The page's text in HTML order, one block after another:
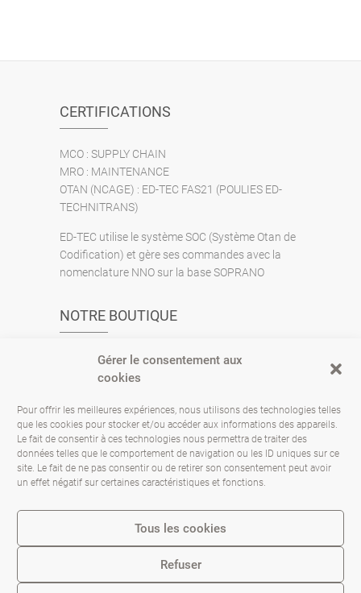
Gérer le consentement aux
cookies
Pour offrir les meilleures expériences, nous utilisons des technologies telles
que les cookies pour stocker et/ou accéder aux informations des appareils.
Le fait de consentir à ces technologies nous permettra de traiter des
données telles que le comportement de navigation ou les ID uniques sur ce
site. Le fait de ne pas consentir ou de retirer son consentement peut avoir
un effet négatif sur certaines caractéristiques et fonctions.
Tous les cookies
Refuser
CERTIFICATIONS
MCO : SUPPLY CHAIN
MRO : MAINTENANCE
OTAN (NCAGE) : ED-TEC FAS21 (POULIES ED-
TECHNITRANS)
ED-TEC utilise le système SOC (Système Otan de
Codification) et gère ses commandes avec la
nomenclature NNO sur la base SOPRANO
NOTRE BOUTIQUE
www.ed-tec.fr
CONTACTEZ-NOUS
13 Rue Patry 92220 BAGNEUX
01.46.65.20.14
Facebook
Pinterest